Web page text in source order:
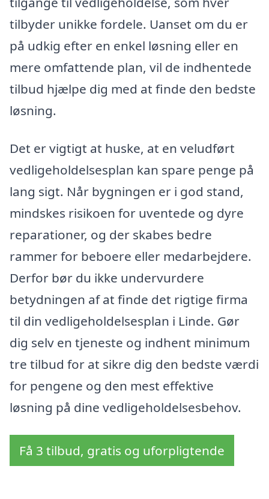
tilbyder unikke fordele. Uanset om du er
på udkig efter en enkel løsning eller en
mere omfattende plan, vil de indhentede
tilbud hjælpe dig med at finde den bedste
løsning.
Det er vigtigt at huske, at en veludført
vedligeholdelsesplan kan spare penge på
lang sigt. Når bygningen er i god stand,
mindskes risikoen for uventede og dyre
reparationer, og der skabes bedre
rammer for beboere eller medarbejdere.
Derfor bør du ikke undervurdere
betydningen af at finde det rigtige firma
til din vedligeholdelsesplan i Linde. Gør
dig selv en tjeneste og indhent minimum
tre tilbud for at sikre dig den bedste værdi
for pengene og den mest effektive
løsning på dine vedligeholdelsesbehov.
Få 3 tilbud, gratis og uforpligtende